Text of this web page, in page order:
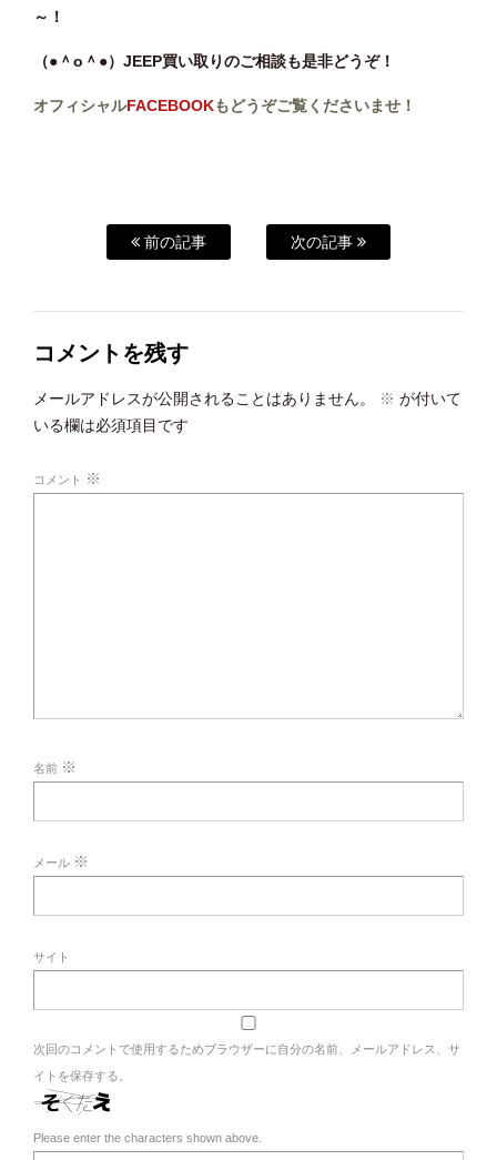
～！
（●＾o＾●）JEEP買い取りのご相談も是非どうぞ！
オフィシャルFACEBOOKもどうぞご覧くださいませ！
前の記事 次の記事
コメントを残す
メールアドレスが公開されることはありません。 ※ が付いて
いる欄は必須項目です
コメント ※
名前 ※
メール ※
サイト
次回のコメントで使用するためブラウザーに自分の名前、メールアドレス、サ
イトを保存する。
Please enter the characters shown above.